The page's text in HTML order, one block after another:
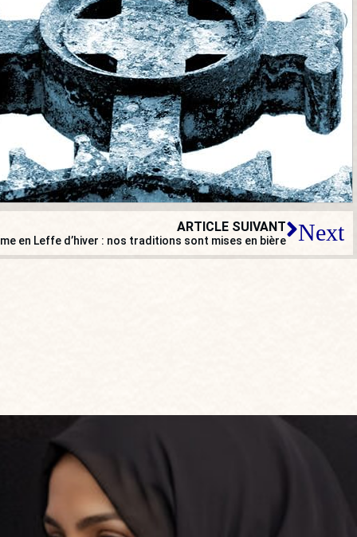
ARTICLE SUIVANT
en Leffe d’hiver : nos traditions sont mises en bière Next